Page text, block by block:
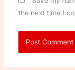
the next time I